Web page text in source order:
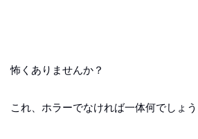
怖くありませんか？
これ、ホラーでなければ一体何でしょう